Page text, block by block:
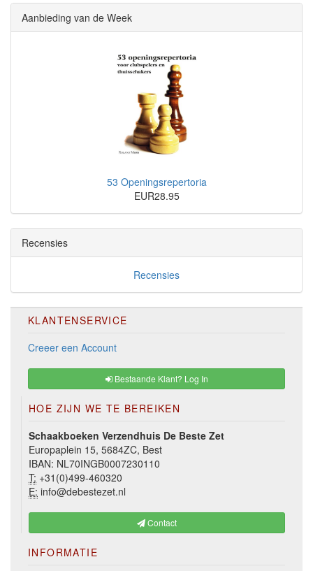
Aanbieding van de Week
53 Openingsrepertoria
EUR28.95
Recensies
Recensies
KLANTENSERVICE
Creeer een Account
Bestaande Klant? Log In
HOE ZIJN WE TE BEREIKEN
Schaakboeken Verzendhuis De Beste Zet
Europaplein 15, 5684ZC, Best
IBAN: NL70INGB0007230110
T: +31(0)499-460320
E: info@debestezet.nl
Contact
INFORMATIE